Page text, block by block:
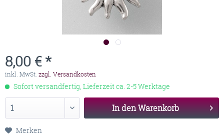
8,00 € *
inkl. MwSt. zzgl. Versandkosten
Sofort versandfertig, Lieferzeit ca. 2-5 Werktage
In denWarenkorb
Merken